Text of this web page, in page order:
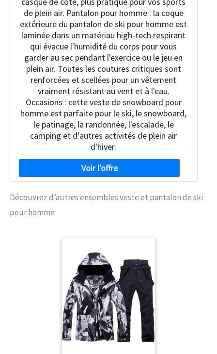
de plein air. Pantalon pour homme : la coque
extérieure du pantalon de ski pour homme est
laminée dans un matériau high-tech respirant
qui évacue l'humidité du corps pour vous
garder au sec pendant l'exercice ou le jeu en
plein air. Toutes les coutures critiques sont
renforcées et scellées pour un vêtement
vraiment résistant au vent et à l'eau.
Occasions : cette veste de snowboard pour
homme est parfaite pour le ski, le snowboard,
le patinage, la randonnée, l'escalade, le
camping et d'autres activités de plein air
d'hiver.
Découvrez d’autres ensembles veste et pantalon de ski
pour homme